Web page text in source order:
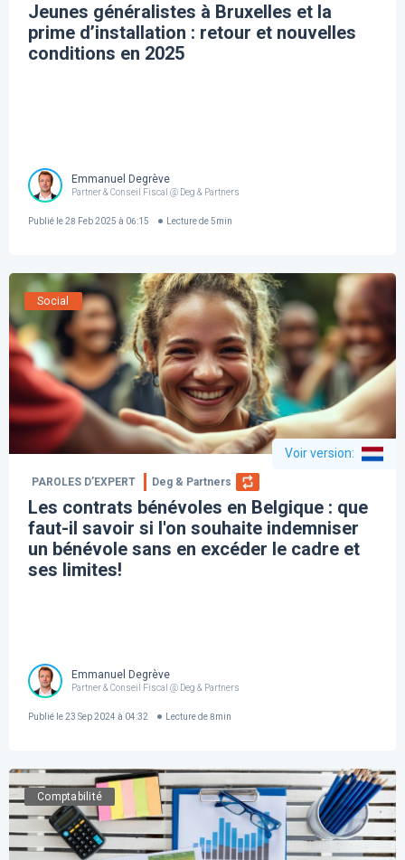
Jeunes généralistes à Bruxelles et la
prime d’installation : retour et nouvelles
conditions en 2025
Emmanuel Degrève
Partner & Conseil Fiscal @ Deg & Partners
Publié le28 Feb 2025 à 06:15 Lecture de 5min
Social
Voir version:
PAROLES D’EXPERT Deg & Partners
Les contrats bénévoles en Belgique : que
faut-il savoir si l'on souhaite indemniser
un bénévole sans en excéder le cadre et
ses limites!
Emmanuel Degrève
Partner & Conseil Fiscal @ Deg & Partners
Publié le23 Sep 2024 à 04:32 Lecture de 8min
Comptabilité